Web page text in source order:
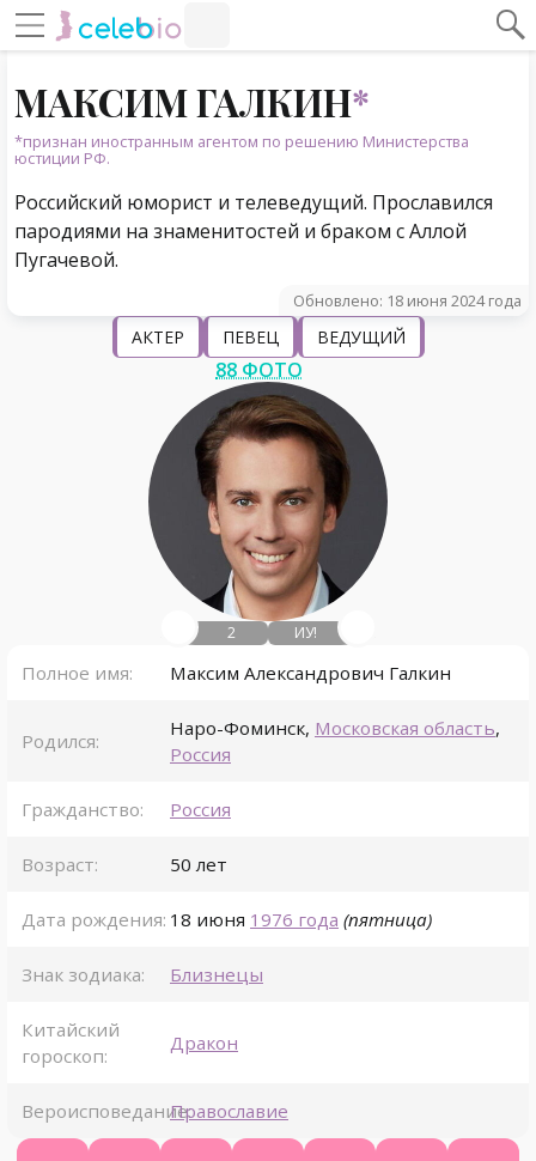
Навигация по сайту
МАКСИМ ГАЛКИН*
Российский юморист и телеведущий. Прославился
пародиями на знаменитостей и браком с Аллой
Пугачевой.
*признан иностранным агентом по решению Министерства
юстиции РФ.
Обновлено: 18 июня 2024 года
АКТЕР ПЕВЕЦ ВЕДУЩИЙ
88 ФОТО
2 ИУ!
Полное имя: Максим Александрович Галкин
Родился:
Наро-Фоминск, Московская область,
Россия
Гражданство: Россия
Возраст: 50 лет
Дата рождения: 18 июня 1976 года (пятница)
Знак зодиака: Близнецы
Китайский
гороскоп:
Дракон
Вероисповедание:Православие